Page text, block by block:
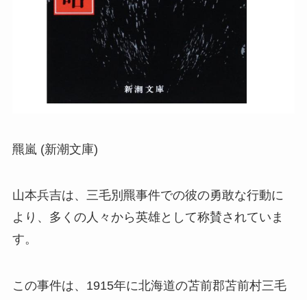
羆嵐 (新潮文庫)
山本兵吉は、三毛別羆事件での彼の勇敢な行動に
より、多くの人々から英雄として称賛されていま
す。
この事件は、1915年に北海道の苫前郡苫前村三毛